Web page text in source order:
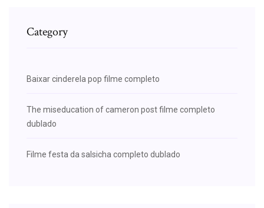
Category
Baixar cinderela pop filme completo
The miseducation of cameron post filme completo
dublado
Filme festa da salsicha completo dublado